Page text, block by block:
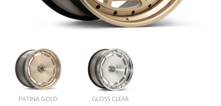
PATINA GOLD GLOSS CLEAR